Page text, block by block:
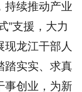
持续推动产业
”支援，大力
现龙江干部人
踏实实、求真
事创业，为新